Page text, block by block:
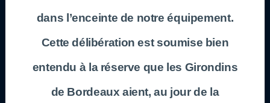
dans l’enceinte de notre équipement.
Cette délibération est soumise bien
entendu à la réserve que les Girondins
de Bordeaux aient, au jour de la